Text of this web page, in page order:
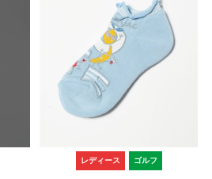
レディース ゴルフ